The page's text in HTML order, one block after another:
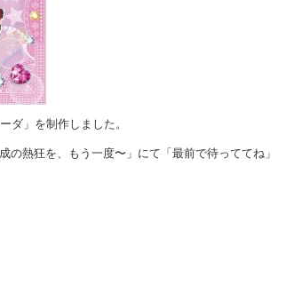
ダ」を制作しました。
熱狂を、もう一度〜」にて「最前で待っててね」